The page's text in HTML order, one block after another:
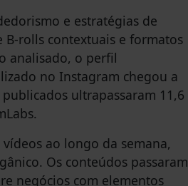
e estratégias de
B-rolls contextuais e formatos
analisado, o perfil
no Instagram chegou a
ultrapassaram 11,6
ao longo da semana,
Os conteúdos passaram
negócios com elementos